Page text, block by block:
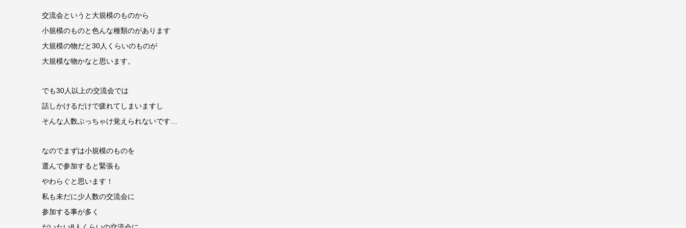
交流会というと大規模のものから
小規模のものと色んな種類のがあります
大規模の物だと30人くらいのものが
大規模な物かなと思います。
でも30人以上の交流会では
話しかけるだけで疲れてしまいますし
そんな人数ぶっちゃけ覚えられないです…
なのでまずは小規模のものを
選んで参加すると緊張も
やわらぐと思います！
私も未だに少人数の交流会に
参加する事が多く